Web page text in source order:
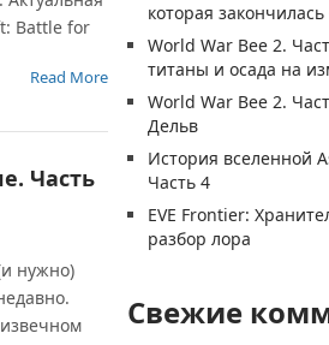
Battle for
Read More
Часть
нужно)
которая
World War Bee 2.
титаны и осада на
World War Bee 2.
Дельв
История вселенной
Часть 4
EVE Frontier:
разбор лора
Свежие